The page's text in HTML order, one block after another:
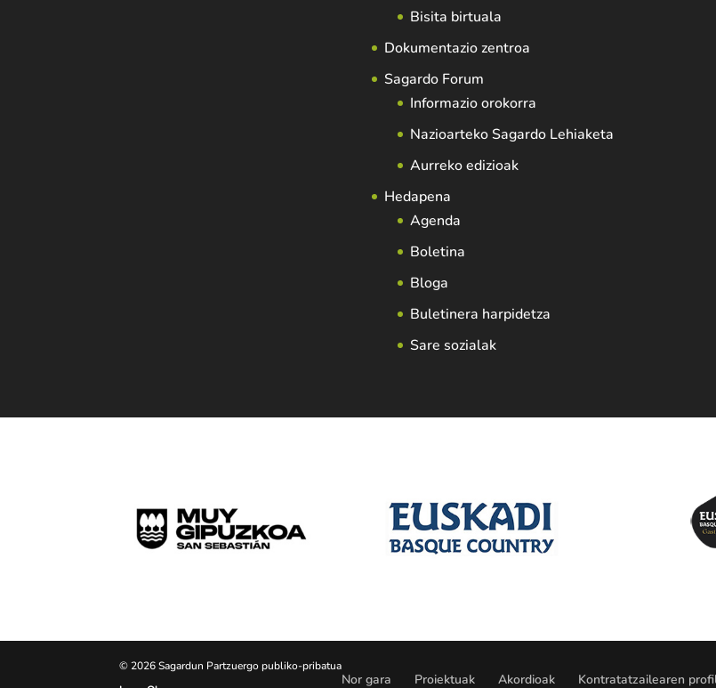
Bisita birtuala
Dokumentazio zentroa
Sagardo Forum
Informazio orokorra
Nazioarteko Sagardo Lehiaketa
Aurreko edizioak
Hedapena
Agenda
Boletina
Bloga
Buletinera harpidetza
Sare sozialak
© 2026 Sagardun Partzuergo publiko-pribatua
Nor gara Proiektuak Akordioak Kontratatzailearen